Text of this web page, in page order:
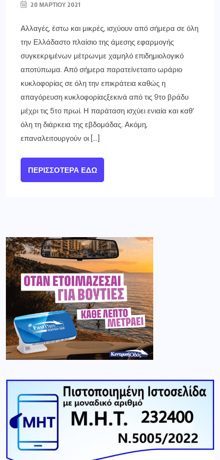
20 ΜΑΡΤΊΟΥ 2021
Αλλαγές, έστω και μικρές, ισχύουν από σήμερα σε όλη
την Ελλάδαστο πλαίσιο της άμεσης εφαρμογής
συγκεκριμένων μέτρωνμε χαμηλό επιδημιολογικό
αποτύπωμα. Από σήμερα παρατείνεταιτο ωράριο
κυκλοφορίας σε όλη την επικράτεια καθώς η
απαγόρευση κυκλοφορίαςξεκινά από τις 9το βράδυ
μέχρι τις 5το πρωί. Η παράταση ισχύει ενιαία και καθ’
όλη τη διάρκεια της εβδομάδας. Ακόμη,
επαναλειτουργούν οι […]
ΠΕΡΙΣΣΌΤΕΡΑ ΕΔΏ